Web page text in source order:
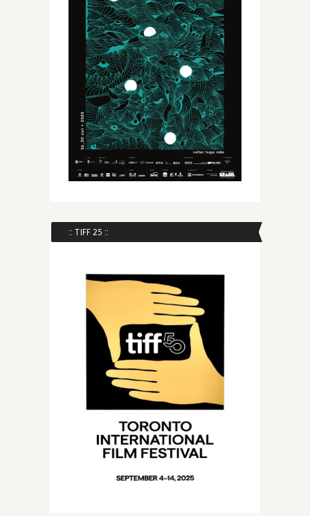
:: TIFF 25 ::